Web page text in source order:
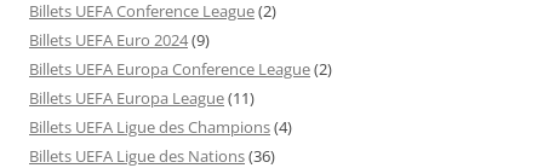
Billets UEFA Conference League(2)
Billets UEFA Euro 2024(9)
Billets UEFA Europa Conference League(2)
Billets UEFA Europa League(11)
Billets UEFA Ligue des Champions(4)
Billets UEFA Ligue des Nations(36)